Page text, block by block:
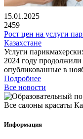
15.01.2025
2459
Рост цен на услуги
Казахстане
Услуги
2024 году
опубликованные в
Подробнее
Все новости
Все салоны красаты
Информация